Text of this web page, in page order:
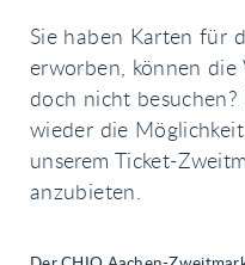
Sie haben Karten für
erworben, können die
doch nicht
wieder die
unserem Ticket-
anzubieten.